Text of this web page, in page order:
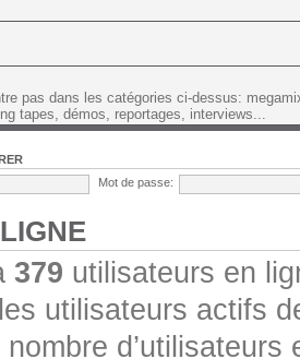
pas dans les catégories ci-dessus:
tapes, démos, reportages, interviews...
Mot de passe:
379 utilisateurs en
utilisateurs actifs
nombre